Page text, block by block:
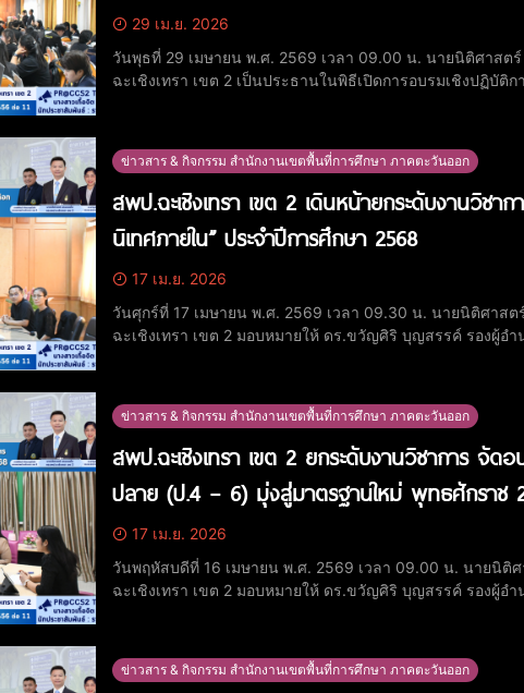
29 เม.ย. 2026
วันพุธที่ 29 เมษายน พ.ศ. 2569 เวลา 09.00 น. นายนิติศาสต
ฉะเชิงเทรา เขต 2 เป็นประธานในพิธีเปิดการอบรมเชิงปฏิบั
ข่าวสาร & กิจกรรม สำนักงานเขตพื้นที่การศึกษา ภาคตะวันออก
สพป.ฉะเชิงเทรา เขต 2 เดินหน้ายกระดับงานวิช
นิเทศภายใน” ประจำปีการศึกษา 2568
17 เม.ย. 2026
วันศุกร์ที่ 17 เมษายน พ.ศ. 2569 เวลา 09.30 น. นายนิติศาส
ฉะเชิงเทรา เขต 2 มอบหมายให้ ดร.ขวัญศิริ บุญสรรค์ รองผู้อ
ข่าวสาร & กิจกรรม สำนักงานเขตพื้นที่การศึกษา ภาคตะวันออก
สพป.ฉะเชิงเทรา เขต 2 ยกระดับงานวิชาการ จั
ปลาย (ป.4 – 6) มุ่งสู่มาตรฐานใหม่ พุทธศักราช
17 เม.ย. 2026
วันพฤหัสบดีที่ 16 เมษายน พ.ศ. 2569 เวลา 09.00 น. นายนิติ
ฉะเชิงเทรา เขต 2 มอบหมายให้ ดร.ขวัญศิริ บุญสรรค์ รองผู้อ
ข่าวสาร & กิจกรรม สำนักงานเขตพื้นที่การศึกษา ภาคตะวันออก